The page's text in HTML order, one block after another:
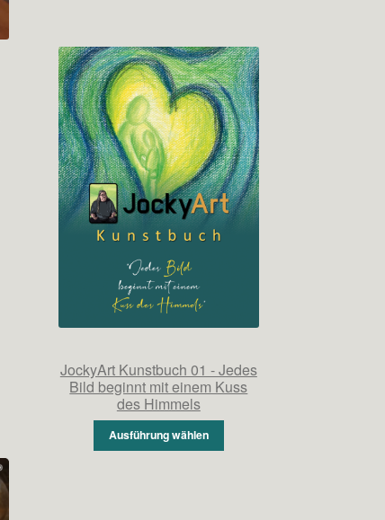
JockyArt Kunstbuch 01 - Jedes
Bild beginnt mit einem Kuss
des Himmels
Ausführung wählen